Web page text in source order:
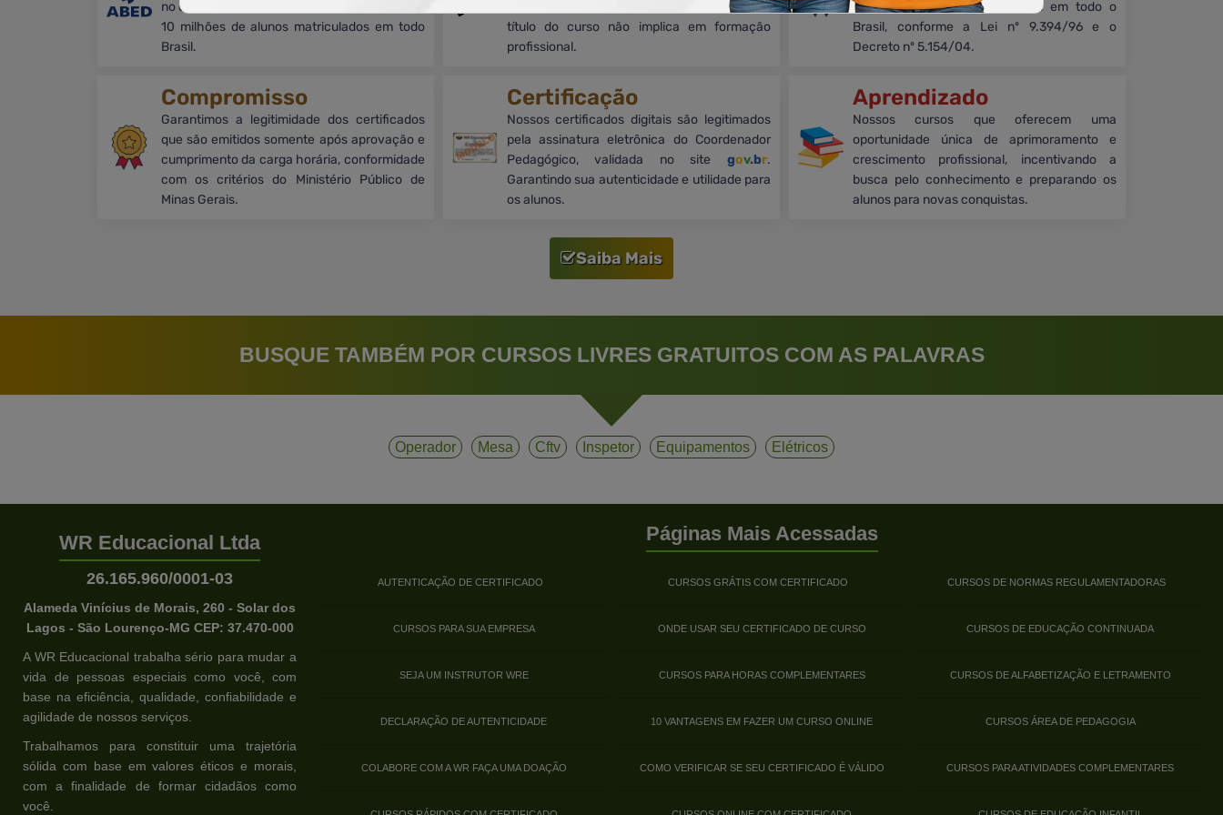
no desenvolvimento dos alunos. Com mais de
10 milhões de alunos matriculados em todo
Brasil.
equivalência a cursos de nível superior. O
título do curso não implica em formação
profissional.
Certificados têm validade legal em todo o
Brasil, conforme a Lei nº 9.394/96 e o
Decreto nº 5.154/04.
Compromisso
Garantimos a legitimidade dos certificados
que são emitidos somente após aprovação e
cumprimento da carga horária, conformidade
com os critérios do Ministério Público de
Minas Gerais.
Certificação
Nossos certificados digitais são legitimados
pela assinatura eletrônica do Coordenador
Pedagógico, validada no site gov.br.
Garantindo sua autenticidade e utilidade para
os alunos.
Aprendizado
Nossos cursos que oferecem uma
oportunidade única de aprimoramento e
crescimento profissional, incentivando a
busca pelo conhecimento e preparando os
alunos para novas conquistas.
Saiba Mais
BUSQUE TAMBÉM POR CURSOS LIVRES GRATUITOS COM AS PALAVRAS
Operador Mesa Cftv Inspetor Equipamentos Elétricos
WR Educacional Ltda
26.165.960/0001-03
Alameda Vinícius de Morais, 260 - Solar dos
Lagos - São Lourenço-MG CEP: 37.470-000
A WR Educacional trabalha sério para mudar a
vida de pessoas especiais como você, com
base na eficiência, qualidade, confiabilidade e
agilidade de nossos serviços.
Trabalhamos para constituir uma trajetória
sólida com base em valores éticos e morais,
com a finalidade de formar cidadãos como
você.
Páginas Mais Acessadas
AUTENTICAÇÃO DE CERTIFICADO
CURSOS PARA SUA EMPRESA
SEJA UM INSTRUTOR WRE
DECLARAÇÃO DE AUTENTICIDADE
COLABORE COM A WR FAÇA UMA DOAÇÃO
CURSOS GRÁTIS COM CERTIFICADO
ONDE USAR SEU CERTIFICADO DE CURSO
CURSOS PARA HORAS COMPLEMENTARES
10 VANTAGENS EM FAZER UM CURSO ONLINE
COMO VERIFICAR SE SEU CERTIFICADO É VÁLIDO
CURSOS DE NORMAS REGULAMENTADORAS
CURSOS DE EDUCAÇÃO CONTINUADA
CURSOS DE ALFABETIZAÇÃO E LETRAMENTO
CURSOS ÁREA DE PEDAGOGIA
CURSOS PARA ATIVIDADES COMPLEMENTARES